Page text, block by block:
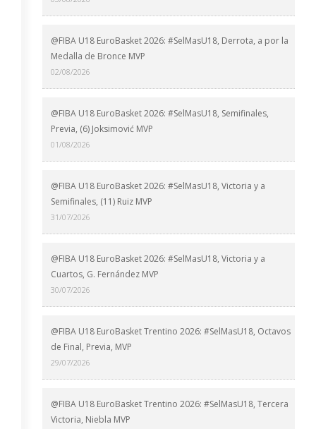
@FIBA U18 EuroBasket 2026: #SelMasU18, Derrota, a por la
Medalla de Bronce MVP
02/08/2026
@FIBA U18 EuroBasket 2026: #SelMasU18, Semifinales,
Previa, (6) Joksimović MVP
01/08/2026
@FIBA U18 EuroBasket 2026: #SelMasU18, Victoria y a
Semifinales, (11) Ruiz MVP
31/07/2026
@FIBA U18 EuroBasket 2026: #SelMasU18, Victoria y a
Cuartos, G. Fernández MVP
30/07/2026
@FIBA U18 EuroBasket Trentino 2026: #SelMasU18, Octavos
de Final, Previa, MVP
29/07/2026
@FIBA U18 EuroBasket Trentino 2026: #SelMasU18, Tercera
Victoria, Niebla MVP